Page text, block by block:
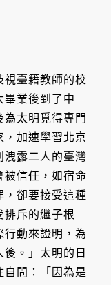
視臺籍教師的校
畢業後到了中
為太明覓得專門
，加速學習北京
洩露二人的臺灣
被信任，如宿命
，卻要接受這種
排斥的繼子根
行動來證明，為
。」太明的日
自問：「因為是